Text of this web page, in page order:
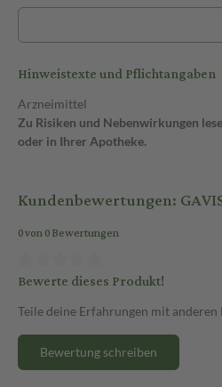
Hinweistexte und Pflichtangaben
Arzneimittel
Zu Risiken und Nebenwirkungen
oder in Ihrer Apotheke.
Kundenbewertungen:
0 von 0 Bewertungen
Bewerte dieses Produkt!
Teile deine Erfahrungen mit anderen
Bewertung schreiben